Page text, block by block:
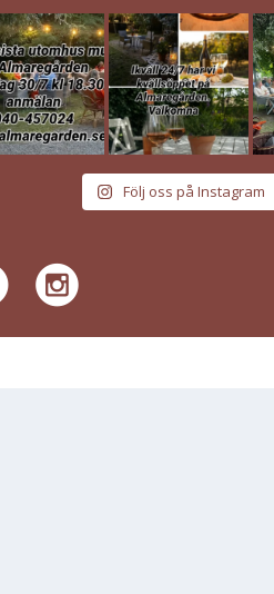
Följ oss på Instagram